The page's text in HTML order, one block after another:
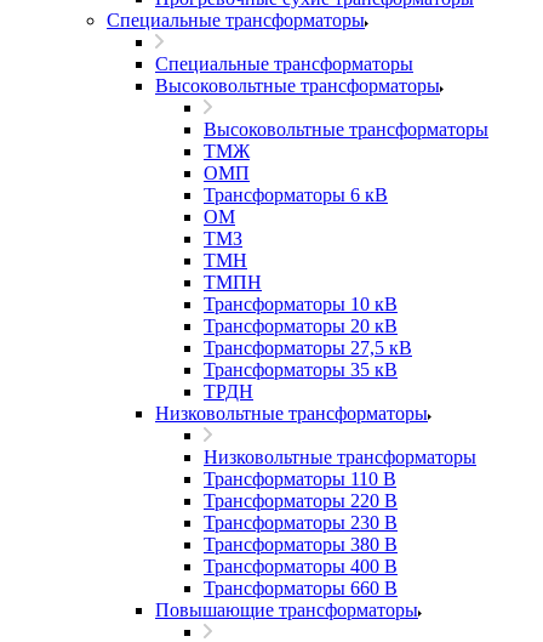
Специальные трансформаторы
Специальные трансформаторы
Высоковольтные трансформаторы
Высоковольтные трансформаторы
ТМЖ
ОМП
Трансформаторы 6 кВ
ОМ
ТМЗ
ТМН
ТМПН
Трансформаторы 10 кВ
Трансформаторы 20 кВ
Трансформаторы 27,5 кВ
Трансформаторы 35 кВ
ТРДН
Низковольтные трансформаторы
Низковольтные трансформаторы
Трансформаторы 110 В
Трансформаторы 220 В
Трансформаторы 230 В
Трансформаторы 380 В
Трансформаторы 400 В
Трансформаторы 660 В
Повышающие трансформаторы